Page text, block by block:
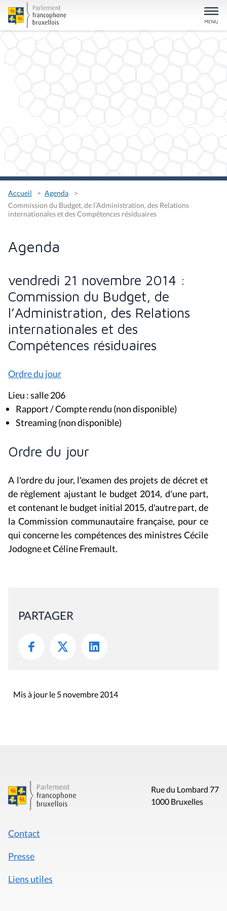
Accueil
Agenda
Commission du Budget, de l’Administration, des Relations
internationales et des Compétences résiduaires
Agenda
vendredi 21 novembre 2014 :
Commission du Budget, de
l’Administration, des Relations
internationales et des
Compétences résiduaires
Ordre du jour
Lieu : salle 206
Rapport / Compte rendu (non disponible)
Streaming (non disponible)
Ordre du jour
A l'ordre du jour, l'examen des projets de décret et
de règlement ajustant le budget 2014, d'une part,
et contenant le budget initial 2015, d'autre part, de
la Commission communautaire française, pour ce
qui concerne les compétences des ministres Cécile
Jodogne et Céline Fremault.
PARTAGER
Mis à jour le 5 novembre 2014
Rue du Lombard 77
1000 Bruxelles
Contact
Presse
Liens utiles